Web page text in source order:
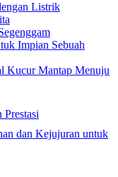
Listrik
Impian Sebuah
Kucur Mantap Menuju
dan Kejujuran untuk